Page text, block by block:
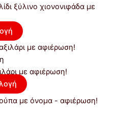
ξύλινο χιονονιφάδα με
με αφιέρωση!